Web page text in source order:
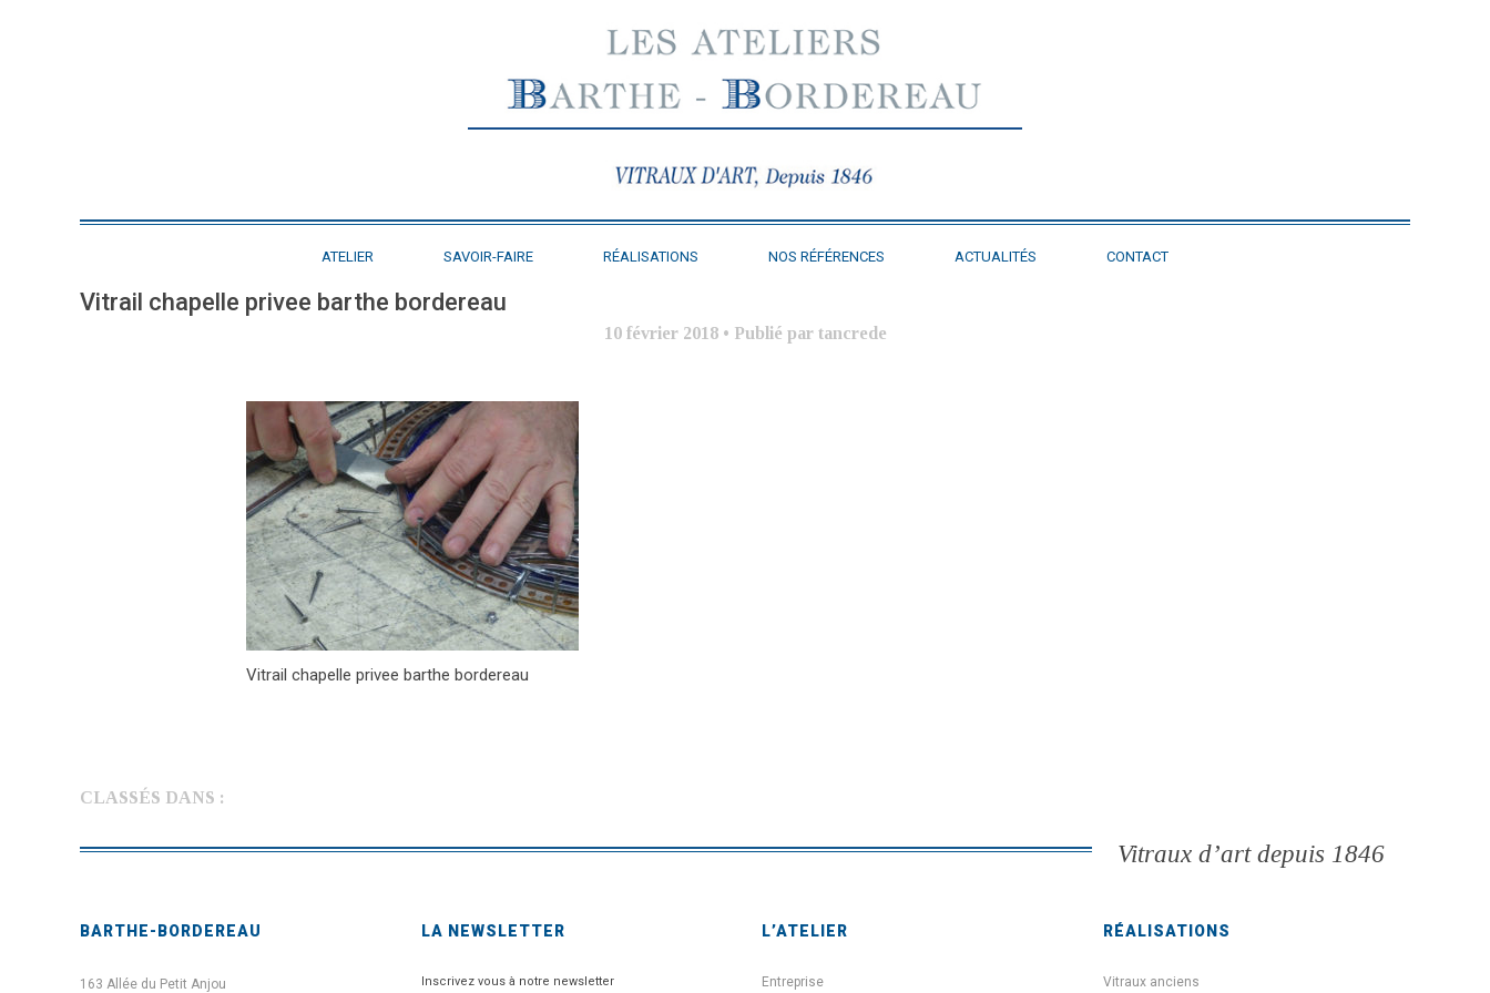
ATELIER SAVOIR-FAIRE RÉALISATIONS NOS RÉFÉRENCES ACTUALITÉS CONTACT
Vitrail chapelle privee barthe bordereau
10 février 2018• Publié par tancrede
Vitrail chapelle privee barthe bordereau
CLASSÉS DANS :
Vitraux d’art depuis 1846
BARTHE-BORDEREAU
163 Allée du Petit Anjou
LA NEWSLETTER
Inscrivez vous à notre newsletter
L’ATELIER
Entreprise
RÉALISATIONS
Vitraux anciens